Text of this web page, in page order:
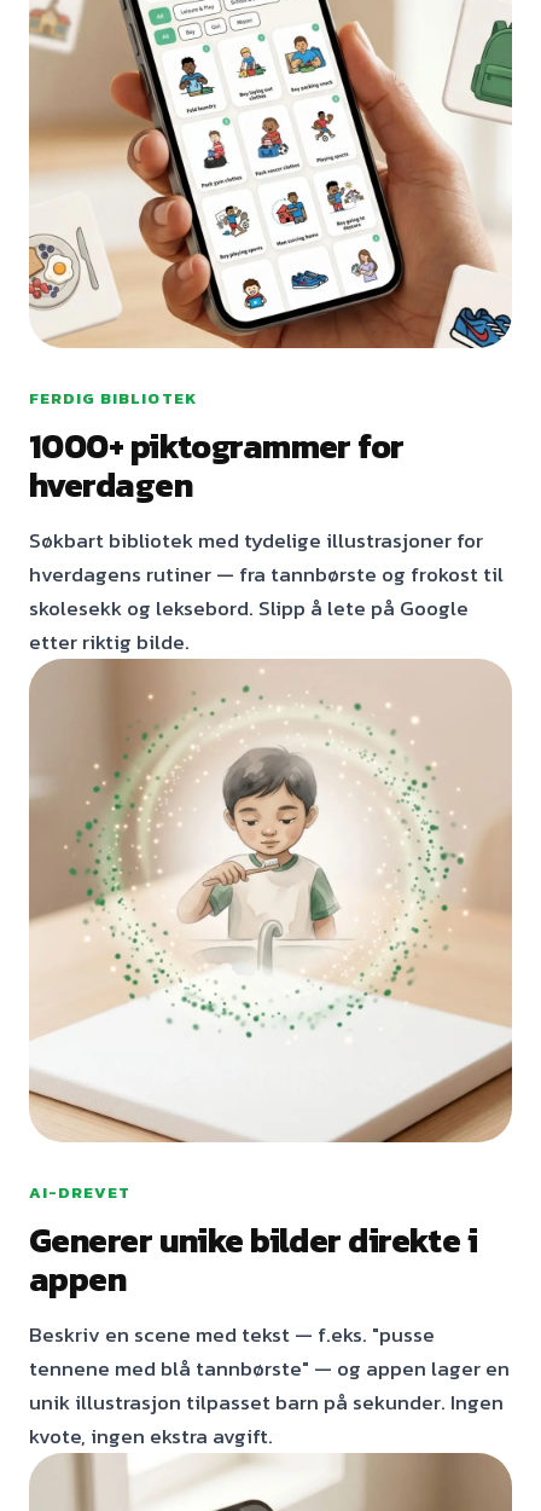
FERDIG BIBLIOTEK
1000+ piktogrammer for
hverdagen
Søkbart bibliotek med tydelige illustrasjoner for
hverdagens rutiner — fra tannbørste og frokost til
skolesekk og leksebord. Slipp å lete på Google
etter riktig bilde.
AI-DREVET
Generer unike bilder direkte i
appen
Beskriv en scene med tekst — f.eks. "pusse
tennene med blå tannbørste" — og appen lager en
unik illustrasjon tilpasset barn på sekunder. Ingen
kvote, ingen ekstra avgift.